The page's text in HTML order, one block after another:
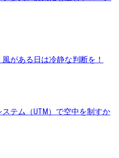
がある日は冷静な判断を！
テム（UTM）で空中を制すか